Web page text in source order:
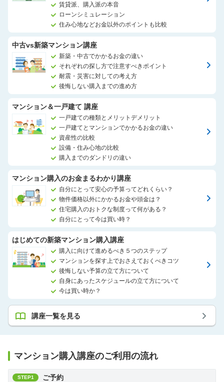
賃貸派、購入派の本音
ローンシミュレーション
住み心地などお金以外のポイントも比較
中古vs新築マンション講座
新築・中古でかかるお金の違い
それぞれの探し方で注意すべきポイント
耐震・災害に対しての考え方
後悔しない購入までの進め方
マンション＆一戸建て 講座
一戸建ての種類とメリットデメリット
一戸建てとマンションでかかるお金の違い
資産性の比較
設備・住み心地の比較
購入までのダンドリの違い
マンション購入のお金まるわかり講座
自分にとって安心の予算ってどれくらい？
物件価格以外にかかるお金や頭金は？
住宅購入のおトクな制度って何がある？
自分にとって今は買い時？
はじめての新築マンション購入講座
購入に向けて進めるべき５つのステップ
マンションを探す上でおさえておくべきコツ
後悔しない予算の立て方について
自身にあったスケジュールの立て方について
今は買い時か？
講座一覧を見る
マンション購入講座のご利用の流れ
STEP1 ご予約